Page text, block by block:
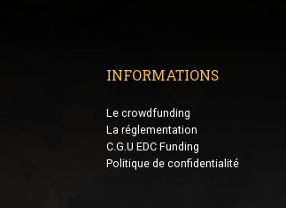
INFORMATIONS
Le crowdfunding
La réglementation
C.G.U EDC Funding
Politique de confidentialité